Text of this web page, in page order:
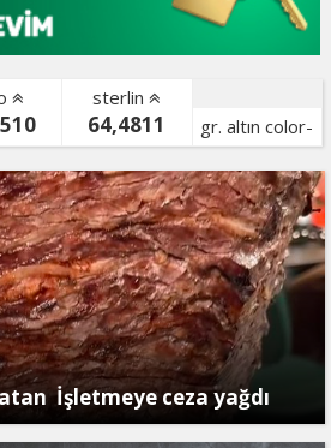
sterlin
64,4811
gr. altın color-
İşletmeye ceza yağdı